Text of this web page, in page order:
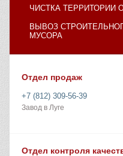
ЧИСТКА ТЕРРИТОРИИ
ВЫВОЗ
МУСОРА
Отдел продаж
+7 (812) 309-56-39
Завод в Луге
Отдел контроля